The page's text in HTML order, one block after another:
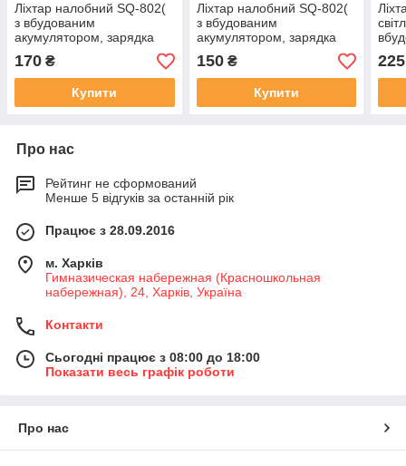
Ліхтар налобний SQ-802(
з вбудованим
акумулятором, зарядка
microusb)
170 ₴
Купити
Ліхтар налобний SQ-802(
з вбудованим
акумулятором, зарядка
microusb)
150₴
Купити
225
Про нас
Рейтинг не сформований
Менше 5 відгуків за останній рік
Працює з 28.09.2016
м. Харків
Гимназическая набережная (Красношкольная
набережная), 24, Харків, Україна
Контакти
Сьогодні працює з 08:00 до 18:00
Показати весь графік роботи
Про нас